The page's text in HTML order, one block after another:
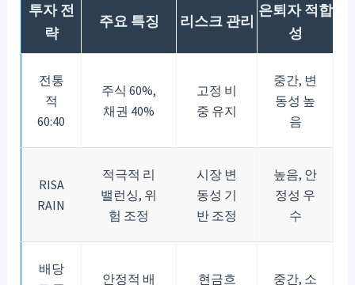
투자 전
략
주요 특징 리스크 관리
은퇴자 적합
성
전통
적
60:40
주식 60%,
채권 40%
고정 비
중 유지
중간, 변
동성 높
음
RISA
RAIN
적극적 리
밸런싱, 위
험 조정
시장 변
동성 기
반 조정
높음, 안
정성 우
수
배당
안정적 배
현금흐
중간, 소